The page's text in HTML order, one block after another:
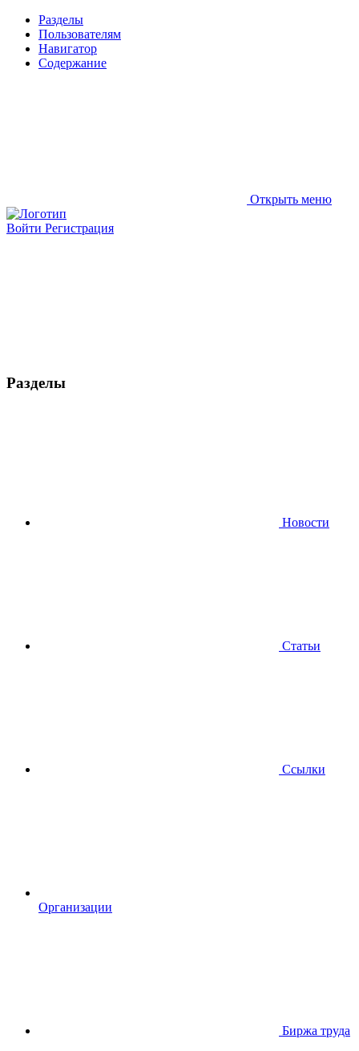
Разделы
Пользователям
Навигатор
Содержание
Открыть меню
Войти Регистрация
Разделы
Новости
Статьи
Ссылки
Организации
Биржа труда